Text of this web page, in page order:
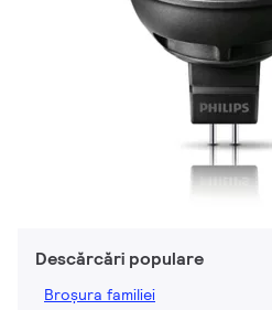
Descărcări populare
Broșura familiei